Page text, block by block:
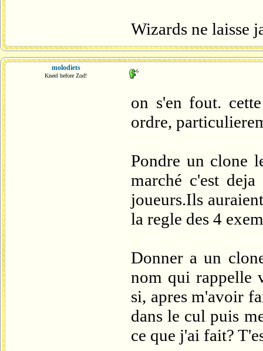
Wizards ne laisse
molodiets
Kneel before Zod!
on s'en fout.
ordre,
Pondre un clone
marché c'est
joueurs.Ils
la regle des 4
Donner a un
nom qui rappelle
si, apres m'avoir
dans le cul puis
ce que j'ai fait?